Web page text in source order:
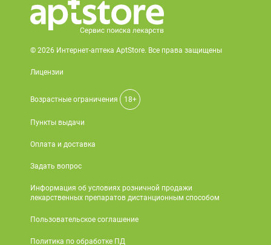
© 2026 Интернет-аптека AptStore. Все права защищены
Лицензии
Возрастные ограничения 18+
Пункты выдачи
Оплата и доставка
Задать вопрос
Информация об условиях розничной продажи
лекарственных препаратов дистанционным способом
Пользовательское соглашение
Политика по обработке ПД